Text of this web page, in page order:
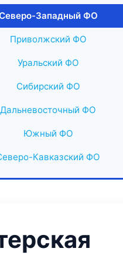
Западный ФО
Приволжский ФО
Уральский ФО
Сибирский ФО
Дальневосточный ФО
Южный ФО
Кавказский ФО